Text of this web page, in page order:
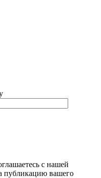
с нашей
публикацию вашего